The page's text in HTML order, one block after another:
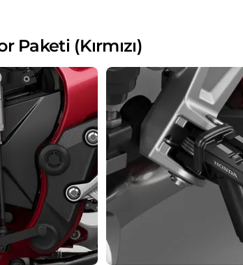
Paketi (Kırmızı)